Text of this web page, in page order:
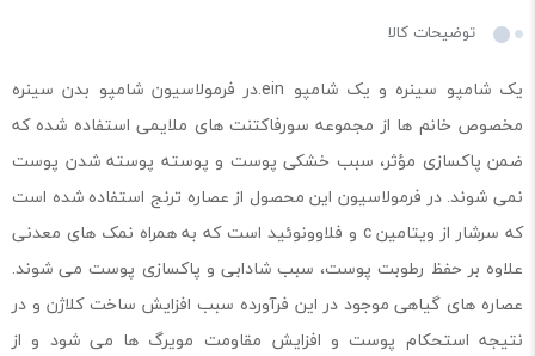
توضیحات کالا
یک شامپو سینره و یک شامپو ein.در فرمولاسیون شامپو بدن سینره
مخصوص خانم ها از مجموعه سورفاکتنت های ملایمی استفاده شده که
ضمن پاکسازی مؤثر، سبب خشکی پوست و پوسته پوسته شدن پوست
نمی شوند. در فرمولاسیون این محصول از عصاره ترنج استفاده شده است
که سرشار از ویتامین c و فلاوونوئید است که به همراه نمک های معدنی
علاوه بر حفظ رطوبت پوست، سبب شادابی و پاکسازی پوست می شوند.
عصاره های گیاهی موجود در این فرآورده سبب افزایش ساخت کلاژن و در
نتیجه استحکام پوست و افزایش مقاومت مویرگ ها می شود و از